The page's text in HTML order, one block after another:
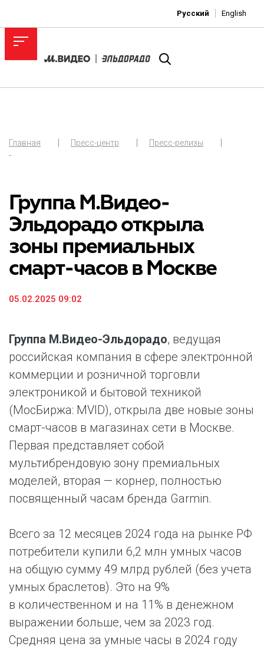
Русский English
Главная Пресс-центр
Пресс-релизы
-
Группа М.Видео-
Эльдорадо открыла
зоны премиальных
смарт-часов в Москве
05.02.2025 09:02
Группа М.Видео-Эльдорадо, ведущая
российская компания в сфере электронной
коммерции и розничной торговли
электроникой и бытовой техникой
(МосБиржа: MVID), открыла две новые зоны
смарт-часов в магазинах сети в Москве.
Первая представляет собой
мультибрендовую зону премиальных
моделей, вторая — корнер, полностью
посвященный часам бренда Garmin.
Всего за 12 месяцев 2024 года на рынке РФ
потребители купили 6,2 млн умных часов
на общую сумму 49 млрд рублей (без учета
умных браслетов). Это на 9%
в количественном и на 11% в денежном
выражении больше, чем за 2023 год.
Средняя цена за умные часы в 2024 году